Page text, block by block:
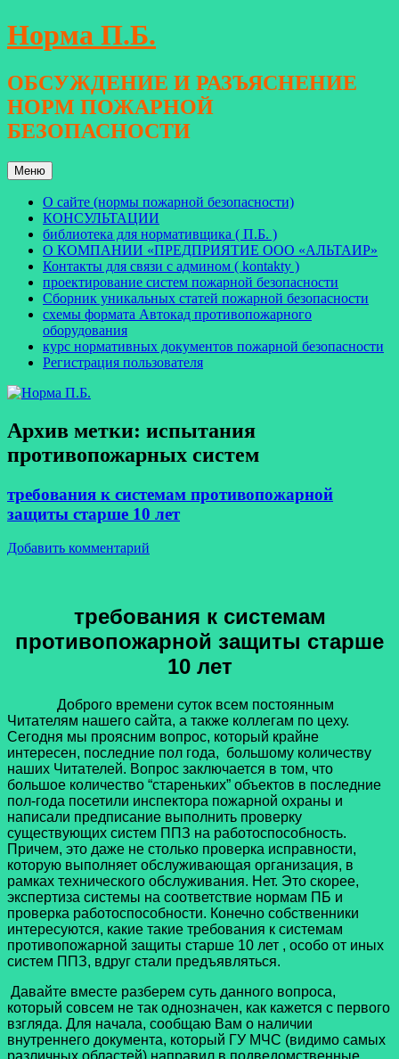
Перейти
к
Норма П.Б.
ОБСУЖДЕНИЕ И РАЗЪЯСНЕНИЕ
НОРМ ПОЖАРНОЙ
БЕЗОПАСНОСТИ
Меню
О сайте (нормы пожарной безопасности)
КОНСУЛЬТАЦИИ
библиотека для нормативщика ( П.Б. )
О КОМПАНИИ «ПРЕДПРИЯТИЕ ООО «АЛЬТАИР»
Контакты для связи с админом ( kontakty )
проектирование систем пожарной безопасности
Сборник уникальных статей пожарной безопасности
схемы формата Автокад противопожарного
оборудования
курс нормативных документов пожарной безопасности
Регистрация пользователя
Архив метки: испытания
противопожарных систем
требования к системам противопожарной
защиты старше 10 лет
Добавить комментарий
требования к системам
противопожарной защиты старше
10 лет
Доброго времени суток всем постоянным
Читателям нашего сайта, а также коллегам по цеху.
Сегодня мы проясним вопрос, который крайне
интересен, последние пол года, большому количеству
наших Читателей. Вопрос заключается в том, что
большое количество “стареньких” объектов в последние
пол-года посетили инспектора пожарной охраны и
написали предписание выполнить проверку
существующих систем ППЗ на работоспособность.
Причем, это даже не столько проверка исправности,
которую выполняет обслуживающая организация, в
рамках технического обслуживания. Нет. Это скорее,
экспертиза системы на соответствие нормам ПБ и
проверка работоспособности. Конечно собственники
интересуются, какие такие требования к системам
противопожарной защиты старше 10 лет , особо от иных
систем ППЗ, вдруг стали предъявляться.
Давайте вместе разберем суть данного вопроса,
который совсем не так однозначен, как кажется с первого
взгляда. Для начала, сообщаю Вам о наличии
внутреннего документа, который ГУ МЧС (видимо самых